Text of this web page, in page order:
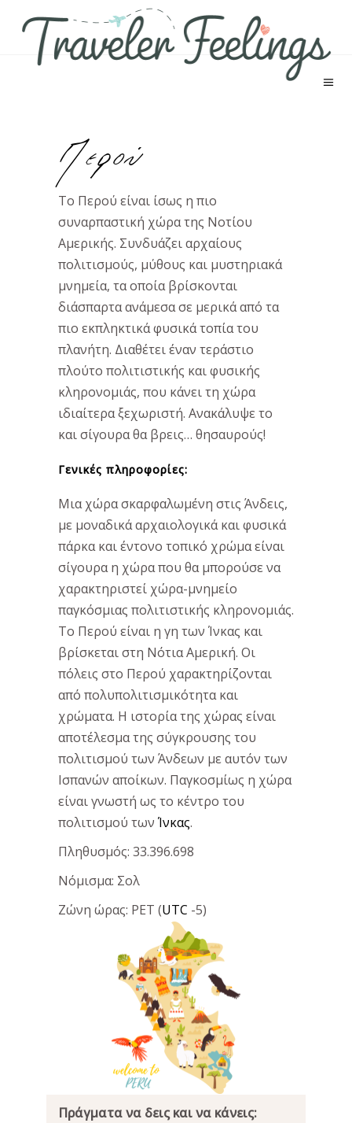
Περού
Το Περού είναι ίσως η πιο
συναρπαστική χώρα της Νοτίου
Αμερικής. Συνδυάζει αρχαίους
πολιτισμούς, μύθους και μυστηριακά
μνημεία, τα οποία βρίσκονται
διάσπαρτα ανάμεσα σε μερικά από τα
πιο εκπληκτικά φυσικά τοπία του
πλανήτη. Διαθέτει έναν τεράστιο
πλούτο πολιτιστικής και φυσικής
κληρονομιάς, που κάνει τη χώρα
ιδιαίτερα ξεχωριστή. Ανακάλυψε το
και σίγουρα θα βρεις… θησαυρούς!
Γενικές πληροφορίες:
Μια χώρα σκαρφαλωμένη στις Άνδεις,
με μοναδικά αρχαιολογικά και φυσικά
πάρκα και έντονο τοπικό χρώμα είναι
σίγουρα η χώρα που θα μπορούσε να
χαρακτηριστεί χώρα-μνημείο
παγκόσμιας πολιτιστικής κληρονομιάς.
Το Περού είναι η γη των Ίνκας και
βρίσκεται στη Νότια Αμερική. Οι
πόλεις στο Περού χαρακτηρίζονται
από πολυπολιτισμικότητα και
χρώματα. Η ιστορία της χώρας είναι
αποτέλεσμα της σύγκρουσης του
πολιτισμού των Άνδεων με αυτόν των
Ισπανών αποίκων. Παγκοσμίως η χώρα
είναι γνωστή ως το κέντρο του
πολιτισμού των Ίνκας.
Πληθυσμός: 33.396.698
Νόμισμα: Σολ
Ζώνη ώρας: PET (UTC -5)
Πράγματα να δεις και να κάνεις: